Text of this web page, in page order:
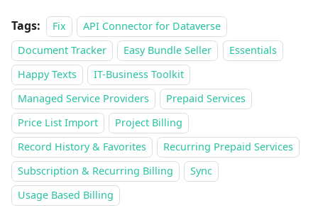
Tags: Fix
API Connector for Dataverse
Document Tracker
Easy Bundle Seller
Essentials
Happy Texts
IT-Business Toolkit
Managed Service Providers
Prepaid Services
Price List Import
Project Billing
Record History & Favorites
Recurring Prepaid Services
Subscription & Recurring Billing
Sync
Usage Based Billing